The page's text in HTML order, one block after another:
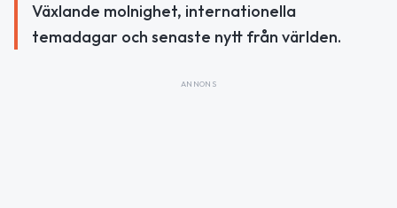
Växlande molnighet, internationella
temadagar och senaste nytt från världen.
ANNONS